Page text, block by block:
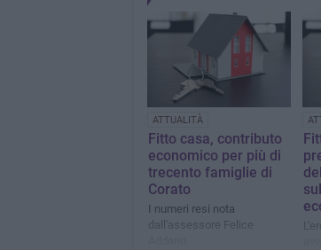
ATTUALITÀ
Fitto casa, contributo
economico per più di
trecento famiglie di
Corato
I numeri resi nota
dall'assessore Felice